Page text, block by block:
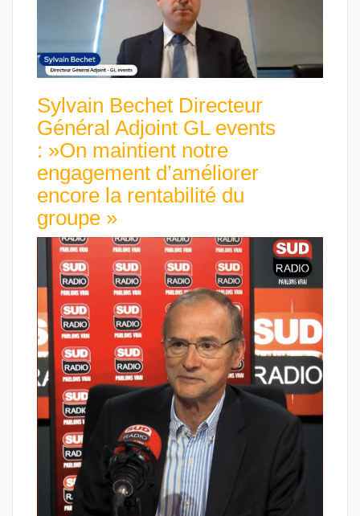
Sylvain Bechet Directeur
Général Adjoint GL events
: »On maintient notre
engagement d’améliorer
encore la rentabilité du
groupe »